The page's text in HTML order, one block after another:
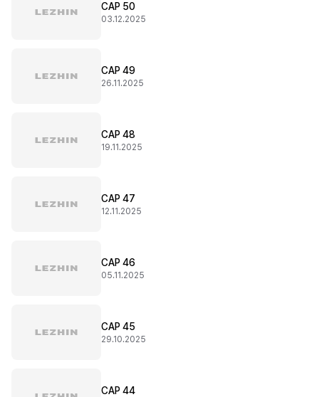
CAP 50
03.12.2025
CAP 49
26.11.2025
CAP 48
19.11.2025
CAP 47
12.11.2025
CAP 46
05.11.2025
CAP 45
29.10.2025
CAP 44